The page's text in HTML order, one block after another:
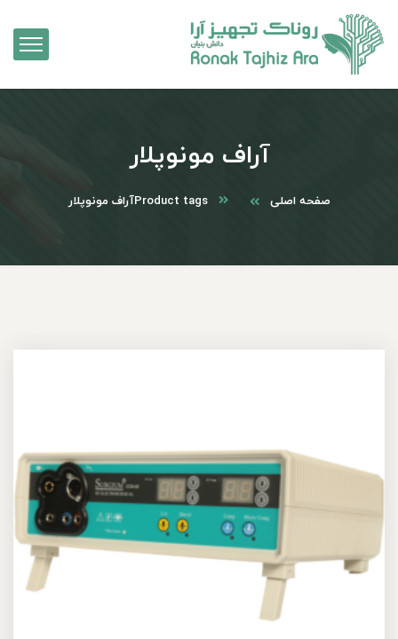
آراف مونوپلار
صفحه اصلی Product tagsآراف مونوپلار